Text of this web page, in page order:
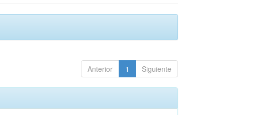
Anterior 1 Siguiente